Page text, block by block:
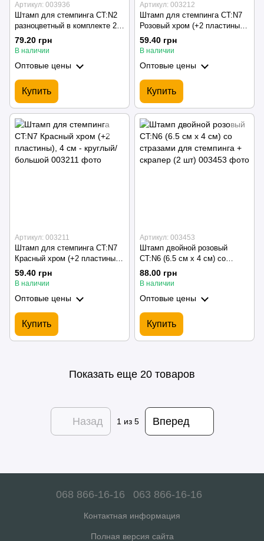
Артикул: 003936
Штамп для стемпинга CT:N2
разноцветный в комплекте 2
пластины
79.20 грн
В наличии
Оптовые цены
Купить
Артикул: 003212
Штамп для стемпинга CT:N7
Розовый хром (+2 пластины),
4 см - круглый/большой
59.40 грн
В наличии
Оптовые цены
Купить
Артикул: 003211
Штамп для стемпинга CT:N7
Красный хром (+2 пластины),
4 см - круглый/большой
59.40 грн
В наличии
Оптовые цены
Купить
Артикул: 003453
Штамп двойной розовый
CT:N6 (6.5 см х 4 см) со
стразами для стемпинга +
скрапер (2 шт)
88.00 грн
В наличии
Оптовые цены
Купить
Показать еще 20 товаров
Назад 1из 5 Вперед
068 866-16-16 063 866-16-16
Контактная информация
Полная версия сайта